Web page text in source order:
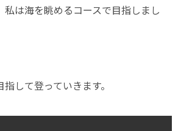
私は海を眺めるコースで目指しまし
して登っていきます。